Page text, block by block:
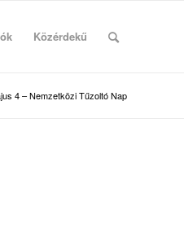
Közérdekű
4 – Nemzetközi Tűzoltó Nap